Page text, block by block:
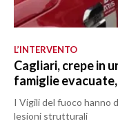
L’INTERVENTO
Cagliari, crepe in
famiglie
I Vigili del fuoco hanno
lesioni strutturali